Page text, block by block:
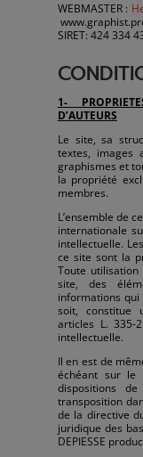
WEBMASTER :
SIRET: 424 334
1-
D’AUTEURS
Le site, sa
textes, images
graphismes et
la propriété
membres.
L’ensemble de
internationale
intellectuelle.
ce site sont la
Toute
site, des
informations
soit, constitue
articles L. 335-
intellectuelle.
Il en est de
échéant sur le
dispositions
transposition
de la directive
juridique des
DEPIESSE